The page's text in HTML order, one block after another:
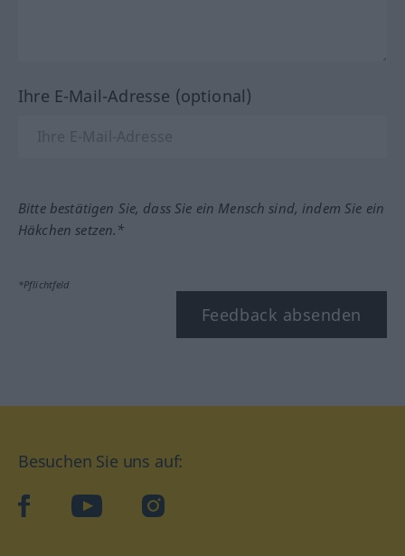
Ihre E-Mail-Adresse (optional)
Bitte bestätigen Sie, dass Sie ein Mensch sind, indem Sie ein
Häkchen setzen.*
*Pflichtfeld
Feedback absenden
Besuchen Sie uns auf:
facebookYouTube Instagram